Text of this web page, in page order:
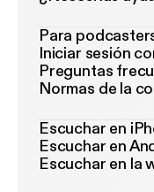
Para
Iniciar sesión
Preguntas
Normas de la
Escuchar en
Escuchar en
Escuchar en la